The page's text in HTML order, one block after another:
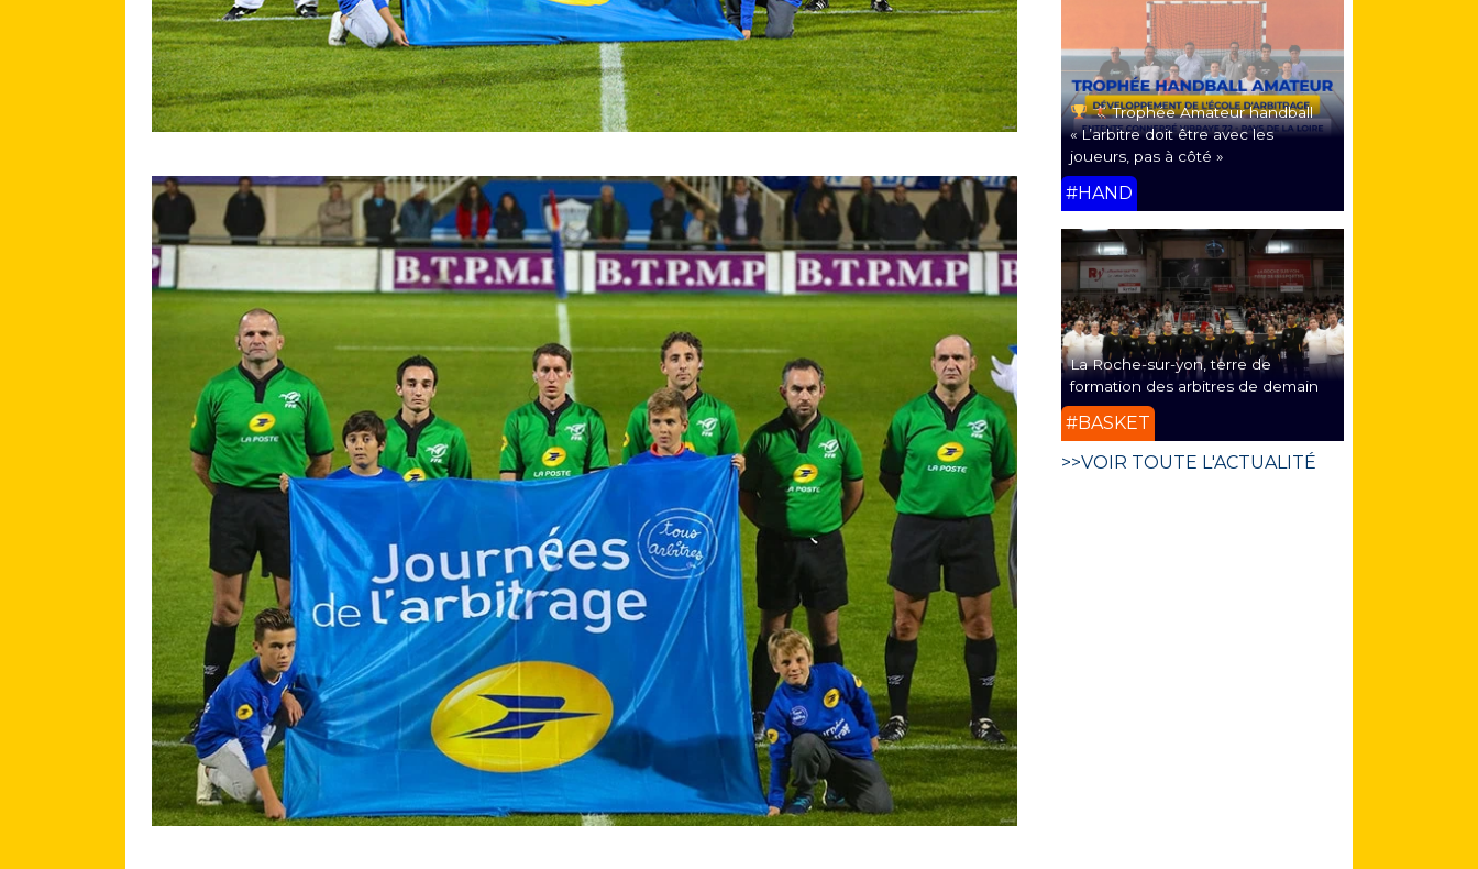
Trophée Amateur handball
« L’arbitre doit être avec les
joueurs, pas à côté »
#HAND
La Roche-sur-yon, terre de
formation des arbitres de demain
#BASKET
>>VOIR TOUTE L'ACTUALITÉ